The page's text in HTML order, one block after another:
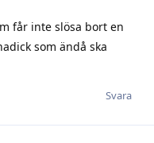
får inte slösa bort en
som ändå ska
Svara